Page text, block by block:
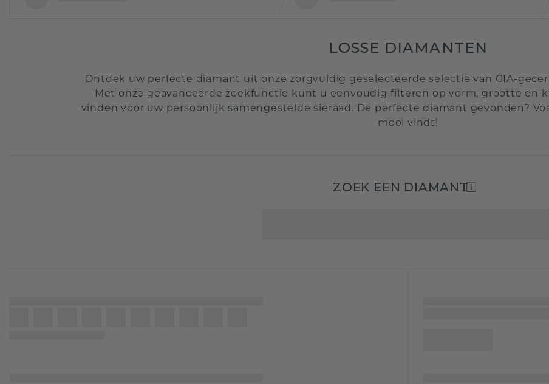
LOSSE DIAMANTEN
Ontdek uw perfecte diamant uit onze zorgvuldig geselecteerde selectie van GIA-
Met onze geavanceerde zoekfunctie kunt u eenvoudig filteren op vorm, grootte en
vinden voor uw persoonlijk samengestelde sieraad. De perfecte diamant gevonden?
mooi vindt!
ZOEK EEN DIAMANT